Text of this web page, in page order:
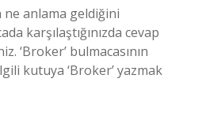
ne anlama geldiğini
karşılaştığınızda cevap
‘Broker’ bulmacasının
kutuya ‘Broker’ yazmak